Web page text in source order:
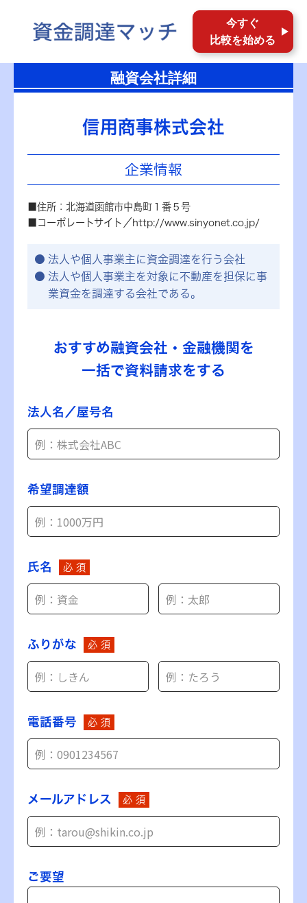
今すぐ
比較を始める
融資会社詳細
信用商事株式会社
企業情報
■住所：北海道函館市中島町１番５号
■コーポレートサイト／http://www.sinyonet.co.jp/
法人や個人事業主に資金調達を行う会社
法人や個人事業主を対象に不動産を担保に事
業資金を調達する会社である。
おすすめ融資会社・金融機関を
一括で資料請求をする
法人名／屋号名
希望調達額
氏名 必 須
ふりがな 必 須
電話番号 必 須
メールアドレス 必 須
ご要望